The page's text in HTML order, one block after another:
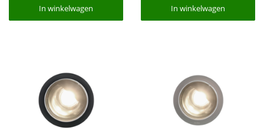
In winkelwagen
In winkelwagen In winkelwagen
In winkelwagen